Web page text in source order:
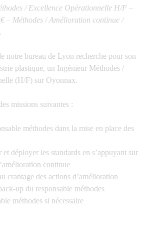
/ Excellence Opérationnelle H/F –
– Méthodes / Amélioration continue /
notre bureau de Lyon recherche pour son
plastique, un Ingénieur Méthodes /
(H/F) sur Oyonnax.
missions suivantes :
méthodes dans la mise en place des
déployer les standards en s’appuyant sur
continue
crantage des actions d’amélioration
up du responsable méthodes
méthodes si nécessaire